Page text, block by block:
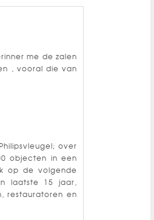
me de zalen
, vooral die van
over
objecten in een
op de volgende
laatste 15 jaar,
restauratoren en